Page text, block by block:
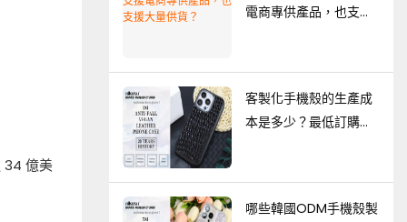
34 億美
電商專供產品，也支援
客製化手機殼的生產成
本是多少？最低訂購
哪些韓國ODM手機殼製